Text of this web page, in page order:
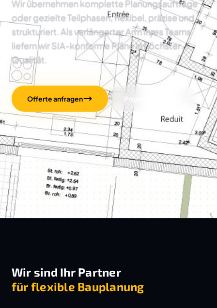
Wir übernehmen komplette Planungsaufträge
oder gezielte Teilphasen, flexibel, präzise und
strukturiert. Als verlängerter Arm Ihres Teams
liefern wir SIA-konforme Pläne in höchster
Qualität.
Offerte anfragen Projekte ansehen
Wir sind Ihr Partner
für flexible Bauplanung